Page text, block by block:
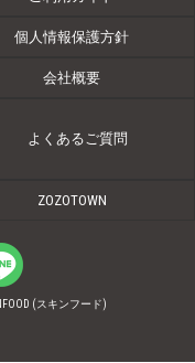
個人情報保護方針
会社概要
よくあるご質問
ZOZOTOWN
(スキンフード)